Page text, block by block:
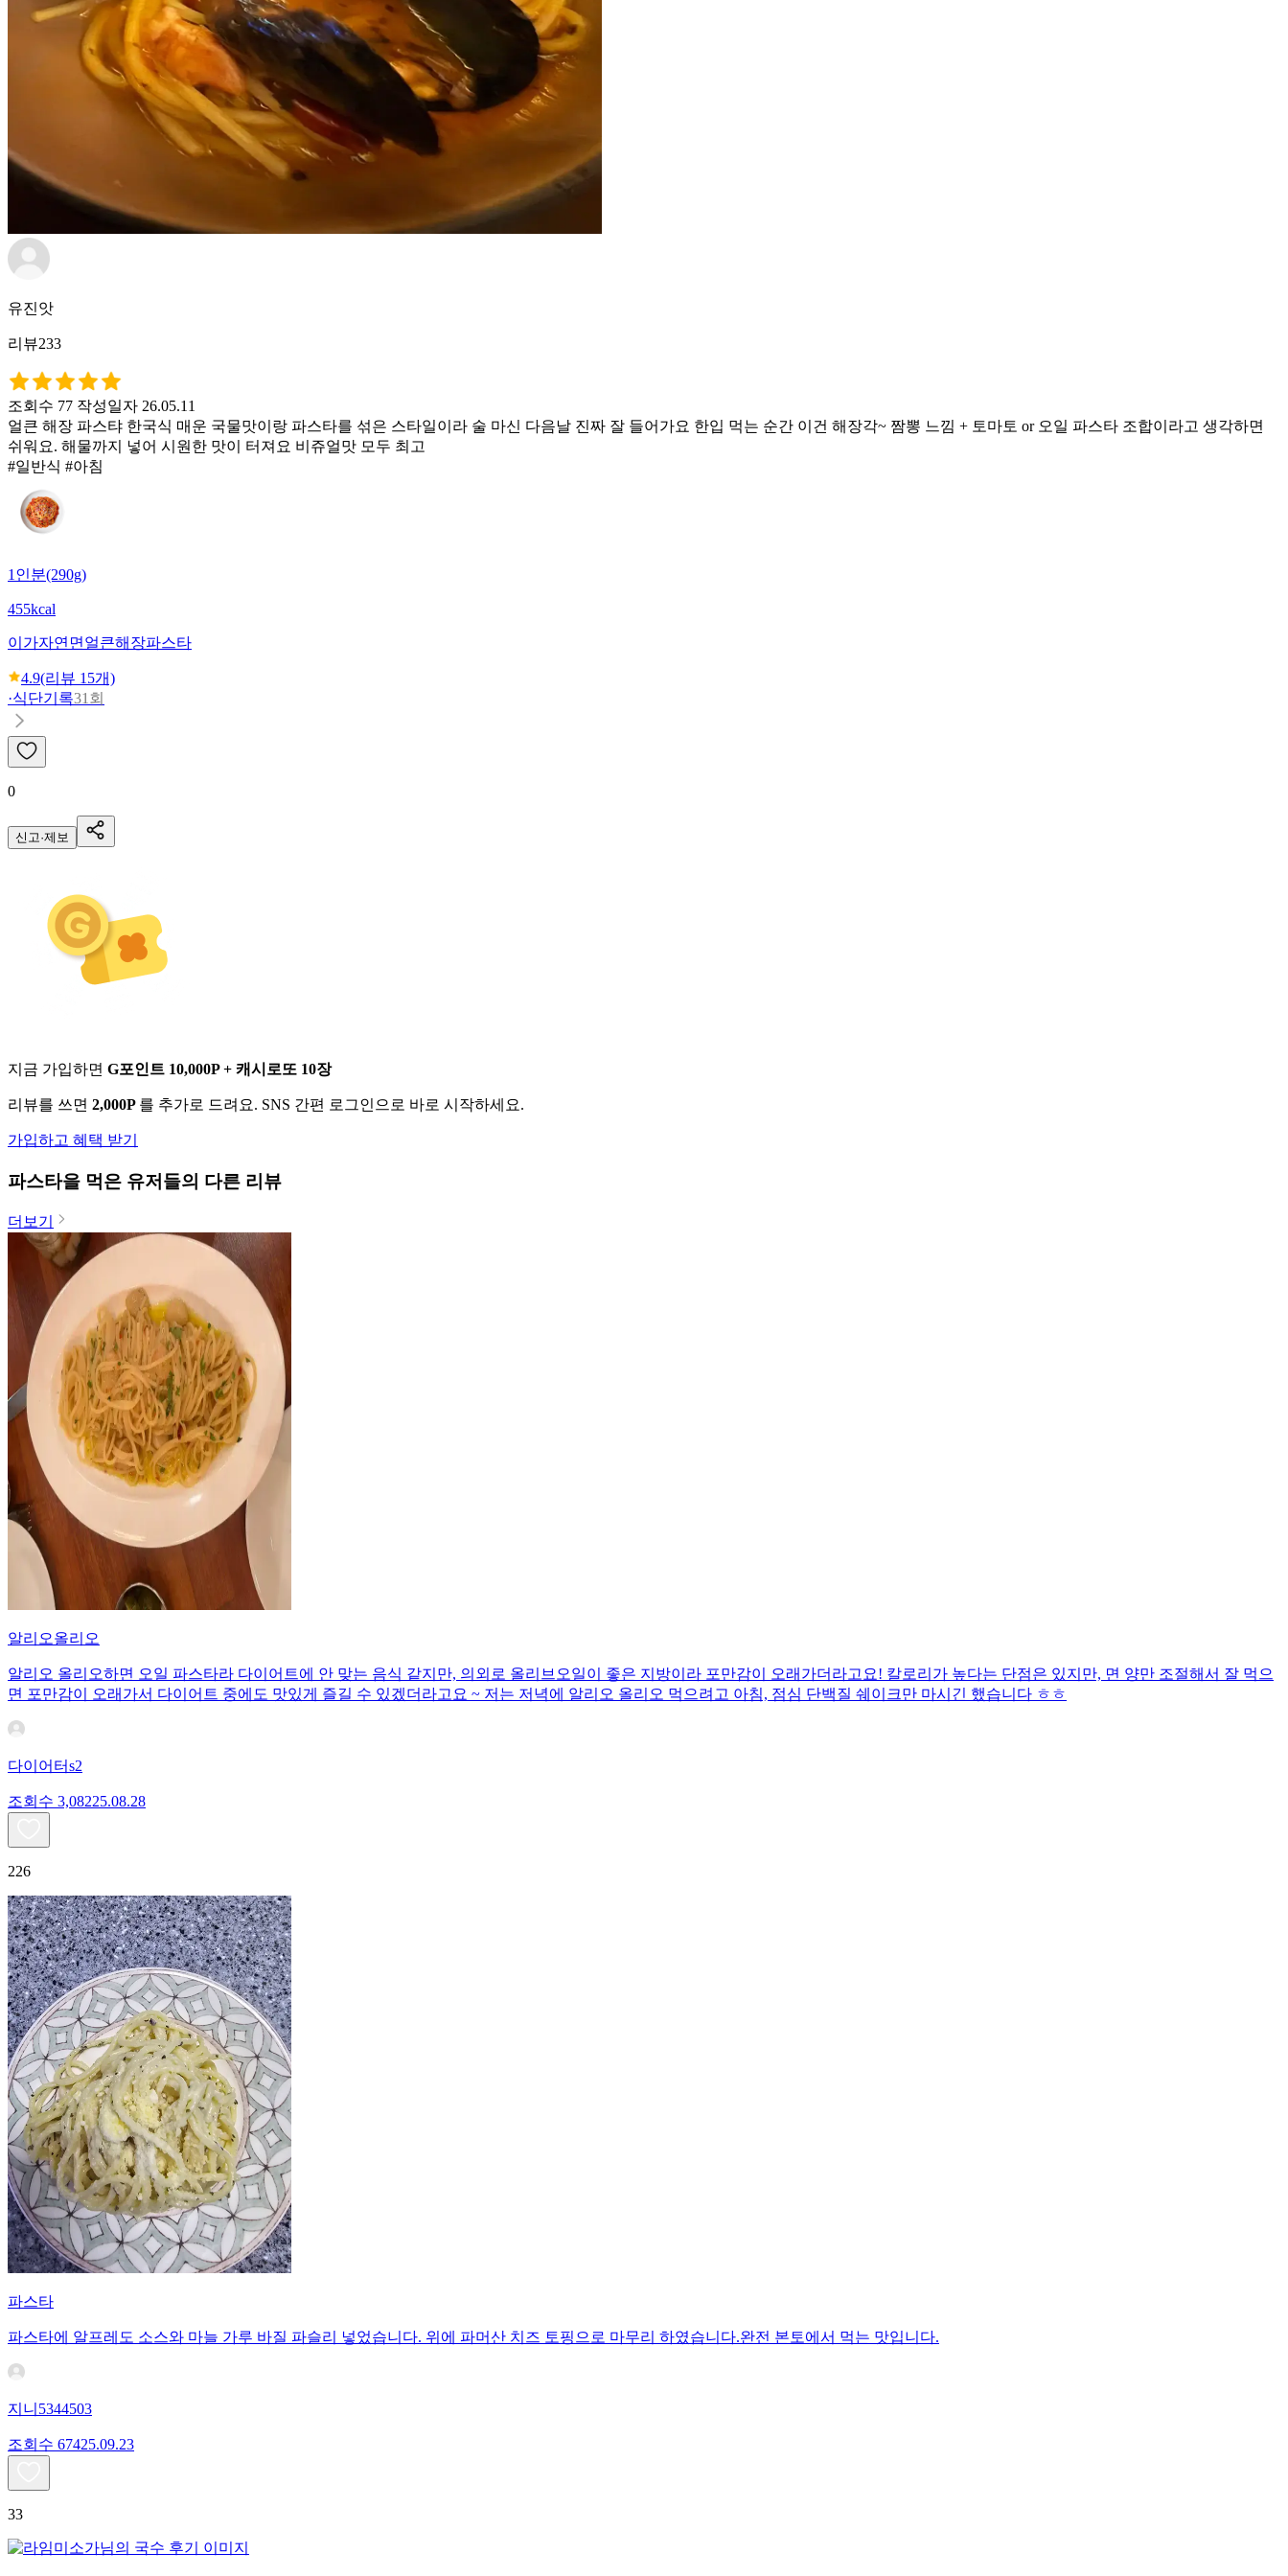
유진앗
리뷰233
조회수 77 작성일자 26.05.11
얼큰 해장 파스탸 한국식 매운 국물맛이랑 파스타를 섞은 스타일이라 술 마신 다음날 진짜 잘 들어가요 한입 먹는 순간 이건 해장각~ 짬뽕 느낌 + 토마토 or 오일 파스타 조합이라고 생각하면
쉬워요. 해물까지 넣어 시원한 맛이 터져요 비쥬얼맛 모두 최고
#일반식 #아침
1인분(290g)
455kcal
이가자연면 얼큰해장파스타
4.9(리뷰 15개)
·식단기록31회
0
신고·제보
지금 가입하면 G포인트 10,000P + 캐시로또 10장
리뷰를 쓰면 2,000P 를 추가로 드려요. SNS 간편 로그인으로 바로 시작하세요.
가입하고 혜택 받기
파스타을 먹은 유저들의 다른 리뷰
더보기
알리오올리오
알리오 올리오하면 오일 파스타라 다이어트에 안 맞는 음식 같지만, 의외로 올리브오일이 좋은 지방이라 포만감이 오래가더라고요! 칼로리가 높다는 단점은 있지만, 면 양만 조절해서 잘 먹으
면 포만감이 오래가서 다이어트 중에도 맛있게 즐길 수 있겠더라고요 ~ 저는 저녁에 알리오 올리오 먹으려고 아침, 점심 단백질 쉐이크만 마시긴 했습니다 ㅎㅎ
다이어터s2
조회수 3,08225.08.28
226
파스타
파스타에 알프레도 소스와 마늘 가루 바질 파슬리 넣었습니다. 위에 파머산 치즈 토핑으로 마무리 하였습니다.완전 본토에서 먹는 맛입니다.
지니5344503
조회수 67425.09.23
33